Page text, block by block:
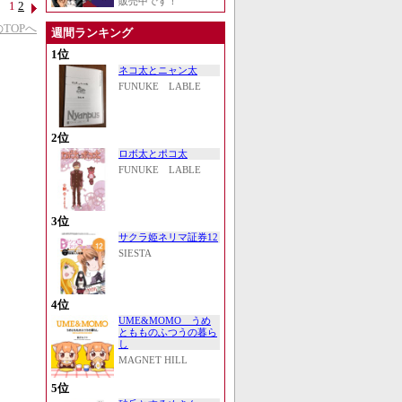
1 2
へ
週間ランキング
1位
ネコ太とニャン太
FUNUKE LABLE
2位
ロボ太とポコ太
FUNUKE LABLE
3位
サクラ姫ネリマ証券12
SIESTA
4位
UME&MOMO うめ
ともものふつうの暮ら
し
MAGNET HILL
5位